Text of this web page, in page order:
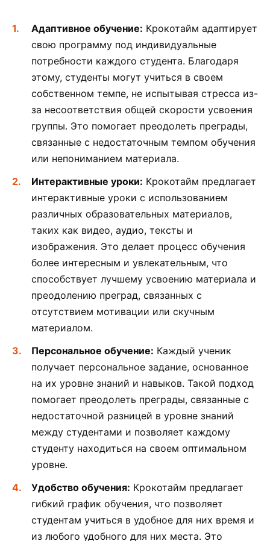
Адаптивное обучение: Крокотайм адаптирует
свою программу под индивидуальные
потребности каждого студента. Благодаря
этому, студенты могут учиться в своем
собственном темпе, не испытывая стресса из-
за несоответствия общей скорости усвоения
группы. Это помогает преодолеть преграды,
связанные с недостаточным темпом обучения
или непониманием материала.
Интерактивные уроки: Крокотайм предлагает
интерактивные уроки с использованием
различных образовательных материалов,
таких как видео, аудио, тексты и
изображения. Это делает процесс обучения
более интересным и увлекательным, что
способствует лучшему усвоению материала и
преодолению преград, связанных с
отсутствием мотивации или скучным
материалом.
Персональное обучение: Каждый ученик
получает персональное задание, основанное
на их уровне знаний и навыков. Такой подход
помогает преодолеть преграды, связанные с
недостаточной разницей в уровне знаний
между студентами и позволяет каждому
студенту находиться на своем оптимальном
уровне.
Удобство обучения: Крокотайм предлагает
гибкий график обучения, что позволяет
студентам учиться в удобное для них время и
из любого удобного для них места. Это